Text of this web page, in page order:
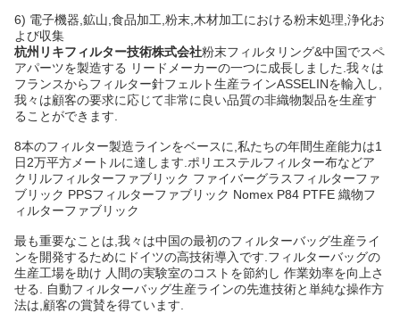
6) 電子機器,鉱山,食品加工,粉末,木材加工における粉末処理,浄化お
よび収集
杭州リキフィルター技術株式会社粉末フィルタリング&中国でスペ
アパーツを製造する リードメーカーの一つに成長しました.我々は
フランスからフィルター針フェルト生産ラインASSELINを輸入し,
我々は顧客の要求に応じて非常に良い品質の非織物製品を生産す
ることができます.
8本のフィルター製造ラインをベースに,私たちの年間生産能力は1
日2万平方メートルに達します.ポリエステルフィルター布などア
クリルフィルターファブリック ファイバーグラスフィルターファ
ブリック PPSフィルターファブリック Nomex P84 PTFE 織物フ
ィルターファブリック
最も重要なことは,我々は中国の最初のフィルターバッグ生産ライ
ンを開発するためにドイツの高技術導入です.フィルターバッグの
生産工場を助け 人間の実験室のコストを節約し 作業効率を向上さ
せる. 自動フィルターバッグ生産ラインの先進技術と単純な操作方
法は,顧客の賞賛を得ています.